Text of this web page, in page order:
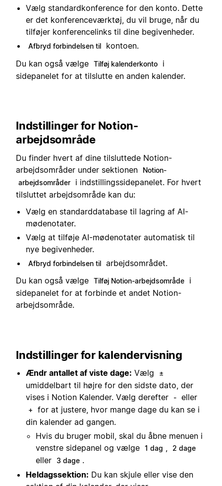
Vælg standardkonference for den konto. Dette
er det konferenceværktøj, du vil bruge, når du
tilføjer konferencelinks til dine begivenheder.
Afbryd forbindelsen til
kontoen.
Du kan også vælge Tilføj kalenderkonto
i
sidepanelet for at tilslutte en anden kalender.
Indstillinger for Notion-
arbejdsområde
Du finder hvert af dine tilsluttede Notion-
arbejdsområder under sektionen
Notion-
arbejdsområder
i indstillingssidepanelet. For hvert
tilsluttet arbejdsområde kan du:
Vælg en standarddatabase til lagring af AI-
mødenotater.
Vælg at tilføje AI-mødenotater automatisk til
nye begivenheder.
Afbryd forbindelsen til arbejdsområdet.
Du kan også vælge Tilføj Notion-arbejdsområde
i
sidepanelet for at forbinde et andet Notion-
arbejdsområde.
Indstillinger for kalendervisning
Ændr antallet af viste dage: Vælg ±
umiddelbart til højre for den sidste dato, der
vises i Notion Kalender. Vælg derefter
- eller
+
for at justere, hvor mange dage du kan se i
din kalender ad gangen.
Hvis du bruger mobil, skal du åbne menuen i
venstre sidepanel og vælge 1 dag , 2 dage
eller 3 dage .
Heldagssektion: Du kan skjule eller vise den